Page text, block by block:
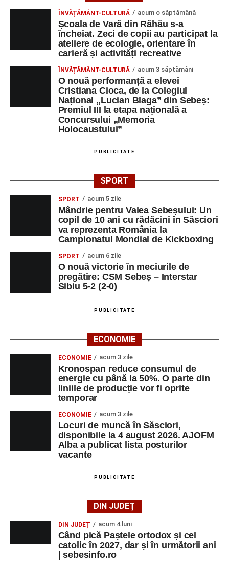
ÎNVĂȚĂMÂNT-CULTURĂ acum o săptămână
Școala de Vară din Răhău s-a
încheiat. Zeci de copii au participat la
ateliere de ecologie, orientare în
carieră și activități recreative
ÎNVĂȚĂMÂNT-CULTURĂ acum 3 săptămâni
O nouă performanță a elevei
Cristiana Cioca, de la Colegiul
Național „Lucian Blaga” din Sebeș:
Premiul III la etapa națională a
Concursului „Memoria
Holocaustului”
PUBLICITATE
SPORT
SPORT acum 5 zile
Mândrie pentru Valea Sebeșului: Un
copil de 10 ani cu rădăcini în Săsciori
va reprezenta România la
Campionatul Mondial de Kickboxing
SPORT acum 6 zile
O nouă victorie în meciurile de
pregătire: CSM Sebeș – Interstar
Sibiu 5-2 (2-0)
PUBLICITATE
ECONOMIE
ECONOMIE acum 3 zile
Kronospan reduce consumul de
energie cu până la 50%. O parte din
liniile de producție vor fi oprite
temporar
ECONOMIE acum 3 zile
Locuri de muncă în Săsciori,
disponibile la 4 august 2026. AJOFM
Alba a publicat lista posturilor
vacante
PUBLICITATE
DIN JUDEȚ
DIN JUDEȚ acum 4 luni
Când pică Paștele ortodox și cel
catolic în 2027, dar și în următorii ani
| sebesinfo.ro